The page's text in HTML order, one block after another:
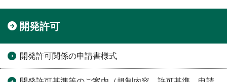
開発許可
開発許可関係の申請書様式